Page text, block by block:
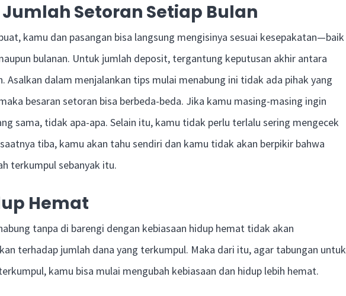
Setoran Setiap Bulan
kamu dan pasangan bisa langsung mengisinya sesuai kesepakatan—baik
bulanan. Untuk jumlah deposit, tergantung keputusan akhir antara
Asalkan dalam menjalankan tips mulai menabung ini tidak ada pihak yang
besaran setoran bisa berbeda-beda. Jika kamu masing-masing ingin
sama, tidak apa-apa. Selain itu, kamu tidak perlu terlalu sering mengecek
tiba, kamu akan tahu sendiri dan kamu tidak akan berpikir bahwa
terkumpul sebanyak itu.
Hemat
tanpa di barengi dengan kebiasaan hidup hemat tidak akan
terhadap jumlah dana yang terkumpul. Maka dari itu, agar tabungan untuk
kamu bisa mulai mengubah kebiasaan dan hidup lebih hemat.